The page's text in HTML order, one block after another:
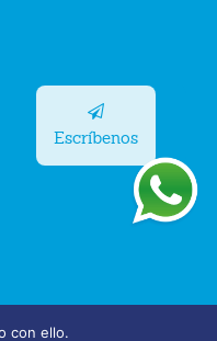
Escríbenos
con ello.